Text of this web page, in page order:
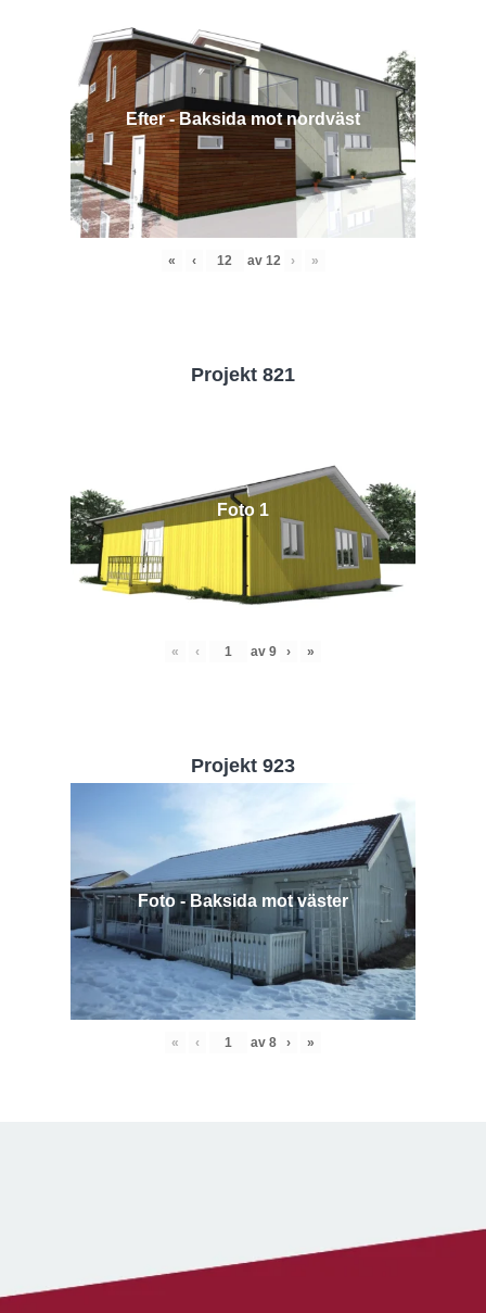
Efter - Baksida mot nordväst
« ‹ av 12 › »
Projekt 821
Foto 1
« ‹ av 9 › »
Projekt 923
Foto - Baksida mot väster
« ‹ av 8 › »